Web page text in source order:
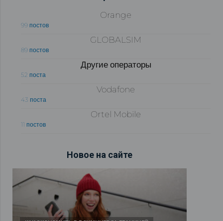
Orange
99 постов
GLOBALSIM
89 постов
Другие операторы
52 поста
Vodafone
43 поста
Ortel Mobile
11 постов
Новое на сайте